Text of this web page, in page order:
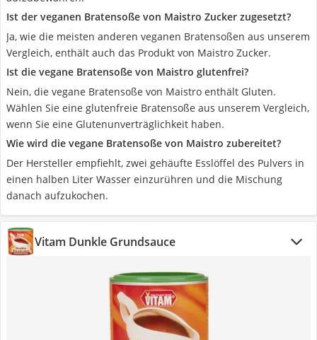
Ist der veganen Bratensoße von Maistro Zucker zugesetzt?
Ja, wie die meisten anderen veganen Bratensoßen aus unserem
Vergleich, enthält auch das Produkt von Maistro Zucker.
Ist die vegane Bratensoße von Maistro glutenfrei?
Nein, die vegane Bratensoße von Maistro enthält Gluten.
Wählen Sie eine glutenfreie Bratensoße aus unserem Vergleich,
wenn Sie eine Glutenunverträglichkeit haben.
Wie wird die vegane Bratensoße von Maistro zubereitet?
Der Hersteller empfiehlt, zwei gehäufte Esslöffel des Pulvers in
einen halben Liter Wasser einzurühren und die Mischung
danach aufzukochen.
Vitam Dunkle Grundsauce